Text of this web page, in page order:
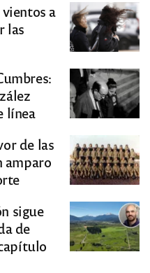
a
las
línea
de las
amparo
sigue
de